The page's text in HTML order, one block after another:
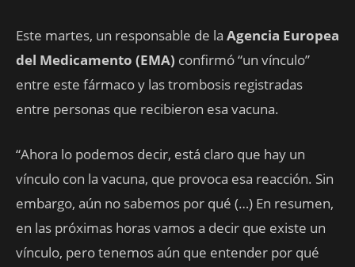
Este martes, un responsable de la Agencia Europea
del Medicamento (EMA) confirmó “un vínculo”
entre este fármaco y las trombosis registradas
entre personas que recibieron esa vacuna.
“Ahora lo podemos decir, está claro que hay un
vínculo con la vacuna, que provoca esa reacción. Sin
embargo, aún no sabemos por qué (…) En resumen,
en las próximas horas vamos a decir que existe un
vínculo, pero tenemos aún que entender por qué